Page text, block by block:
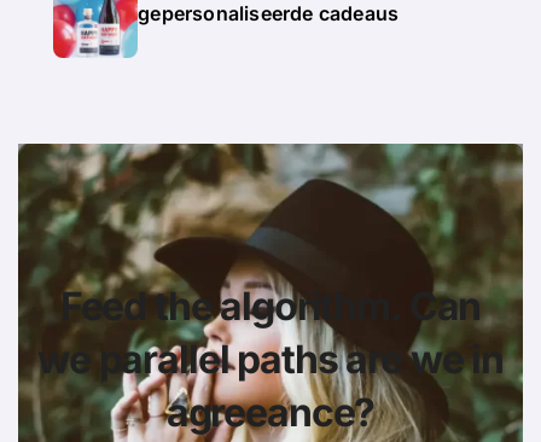
gepersonaliseerde cadeaus
Feed the algorithm. Can
we parallel paths are we in
agreeance?